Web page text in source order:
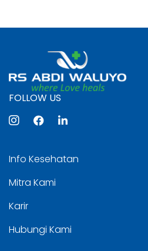
FOLLOW US
Info Kesehatan
Mitra Kami
Karir
Hubungi Kami